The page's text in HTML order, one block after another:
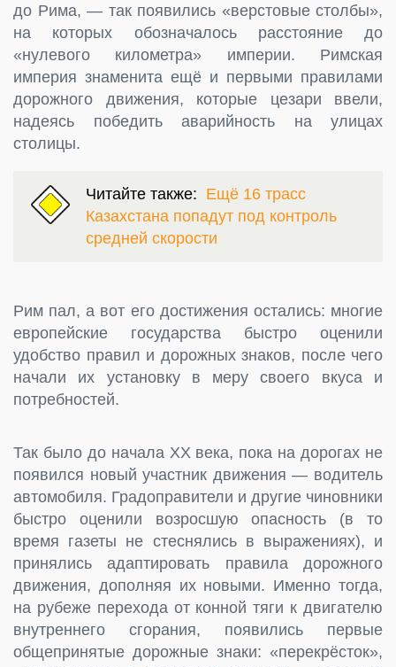
до Рима, — так появились «верстовые столбы»,
на которых обозначалось расстояние до
«нулевого километра» империи. Римская
империя знаменита ещё и первыми правилами
дорожного движения, которые цезари ввели,
надеясь победить аварийность на улицах
столицы.
Читайте также: Ещё 16 трасс
Казахстана попадут под контроль
средней скорости
Рим пал, а вот его достижения остались: многие
европейские государства быстро оценили
удобство правил и дорожных знаков, после чего
начали их установку в меру своего вкуса и
потребностей.
Так было до начала XX века, пока на дорогах не
появился новый участник движения — водитель
автомобиля. Градоправители и другие чиновники
быстро оценили возросшую опасность (в то
время газеты не стеснялись в выражениях), и
принялись адаптировать правила дорожного
движения, дополняя их новыми. Именно тогда,
на рубеже перехода от конной тяги к двигателю
внутреннего сгорания, появились первые
общепринятые дорожные знаки: «перекрёсток»,